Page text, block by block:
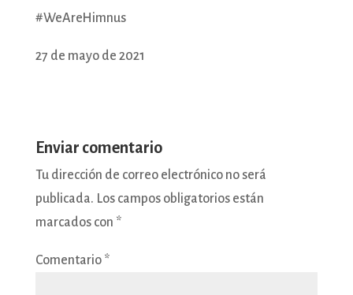
#WeAreHimnus
27 de mayo de 2021
Enviar comentario
Tu dirección de correo electrónico no será
publicada. Los campos obligatorios están
marcados con *
Comentario *